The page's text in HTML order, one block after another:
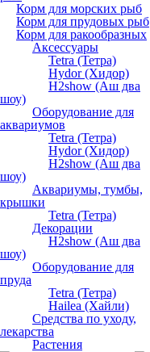
Корм для морских рыб
Корм для прудовых рыб
Корм для ракообразных
Аксессуары
Tetra (Тетра)
Hydor (Хидор)
H2show (Аш два
шоу)
Оборудование для
аквариумов
Tetra (Тетра)
Hydor (Хидор)
H2show (Аш два
шоу)
Аквариумы, тумбы,
крышки
Tetra (Тетра)
Декорации
H2show (Аш два
шоу)
Оборудование для
пруда
Tetra (Тетра)
Hailea (Хайли)
Средства по уходу,
лекарства
Растения